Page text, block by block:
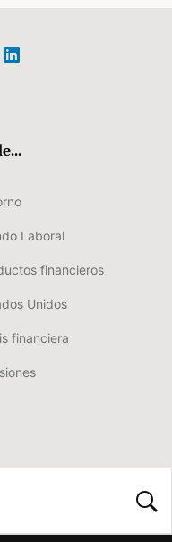
Laboral
financieros
Unidos
financiera